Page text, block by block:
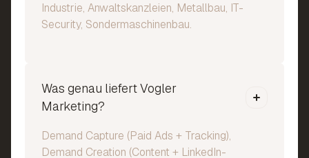
Industrie, Anwaltskanzleien, Metallbau, IT-
Security, Sondermaschinenbau.
Was genau liefert Vogler
Marketing?
Demand Capture (Paid Ads + Tracking),
Demand Creation (Content + LinkedIn-